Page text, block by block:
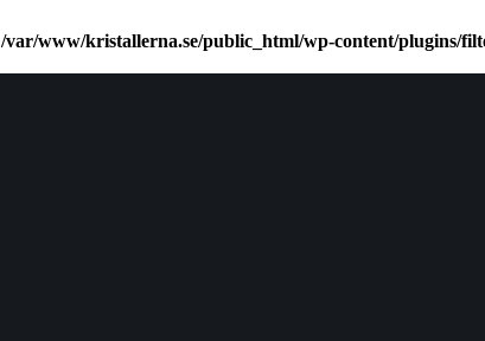
/var/www/kristallerna.se/public_html/wp-content/plugins/